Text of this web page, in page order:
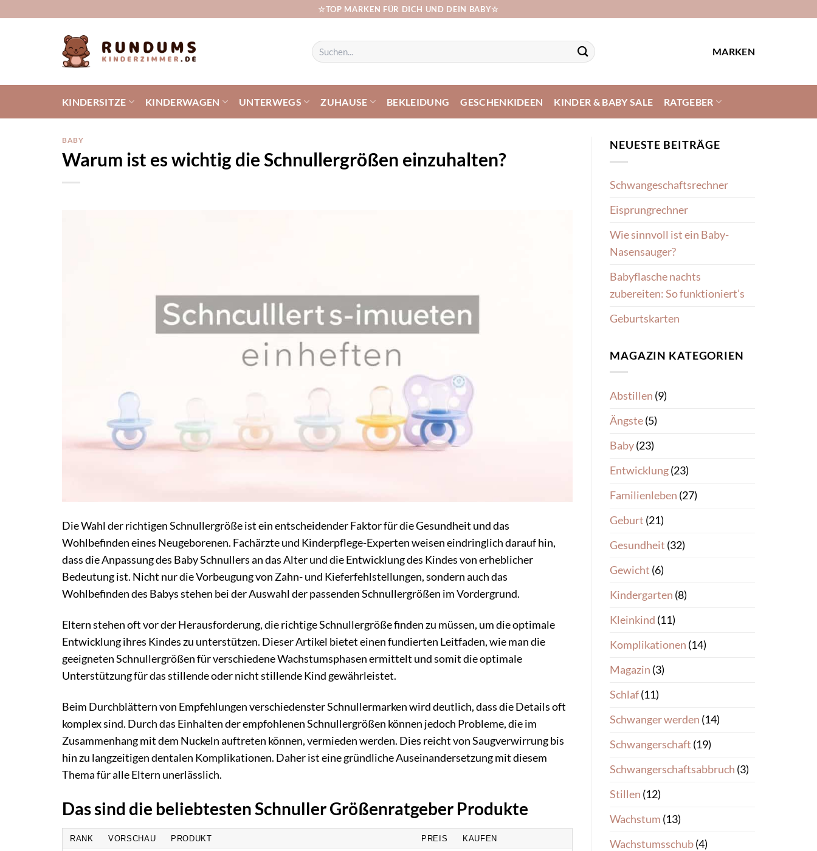
☆TOP MARKEN FÜR DICH UND DEIN BABY☆
Suchen
nach:
MARKEN
KINDERSITZE KINDERWAGEN UNTERWEGS ZUHAUSE BEKLEIDUNG GESCHENKIDEEN KINDER & BABY SALE RATGEBER
BABY
Warum ist es wichtig die Schnullergrößen einzuhalten?
Die Wahl der richtigen Schnullergröße ist ein entscheidender Faktor für die Gesundheit und das
Wohlbefinden eines Neugeborenen. Fachärzte und Kinderpflege-Experten weisen eindringlich darauf hin,
dass die Anpassung des Baby Schnullers an das Alter und die Entwicklung des Kindes von erheblicher
Bedeutung ist. Nicht nur die Vorbeugung von Zahn- und Kieferfehlstellungen, sondern auch das
Wohlbefinden des Babys stehen bei der Auswahl der passenden Schnullergrößen im Vordergrund.
Eltern stehen oft vor der Herausforderung, die richtige Schnullergröße finden zu müssen, um die optimale
Entwicklung ihres Kindes zu unterstützen. Dieser Artikel bietet einen fundierten Leitfaden, wie man die
geeigneten Schnullergrößen für verschiedene Wachstumsphasen ermittelt und somit die optimale
Unterstützung für das stillende oder nicht stillende Kind gewährleistet.
Beim Durchblättern von Empfehlungen verschiedenster Schnullermarken wird deutlich, dass die Details oft
komplex sind. Durch das Einhalten der empfohlenen Schnullergrößen können jedoch Probleme, die im
Zusammenhang mit dem Nuckeln auftreten können, vermieden werden. Dies reicht von Saugverwirrung bis
hin zu langzeitigen dentalen Komplikationen. Daher ist eine gründliche Auseinandersetzung mit diesem
Thema für alle Eltern unerlässlich.
Das sind die beliebtesten Schnuller Größenratgeber Produkte
RANK VORSCHAU PRODUKT PREIS KAUFEN
NEUESTE BEITRÄGE
Schwangeschaftsrechner
Eisprungrechner
Wie sinnvoll ist ein Baby-
Nasensauger?
Babyflasche nachts
zubereiten: So funktioniert’s
Geburtskarten
MAGAZIN KATEGORIEN
Abstillen (9)
Ängste(5)
Baby(23)
Entwicklung(23)
Familienleben (27)
Geburt (21)
Gesundheit (32)
Gewicht (6)
Kindergarten (8)
Kleinkind (11)
Komplikationen (14)
Magazin (3)
Schlaf(11)
Schwanger werden (14)
Schwangerschaft (19)
Schwangerschaftsabbruch (3)
Stillen (12)
Wachstum (13)
Wachstumsschub(4)